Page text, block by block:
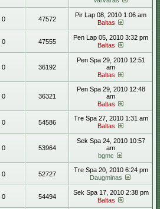
0 47572
Pir Lap 08, 2010 1:06 am
Baltas
0 47555
Pen Lap 05, 2010 3:32 pm
Baltas
0 36192
Pen Spa 29, 2010 12:51
am
Baltas
0 36321
Pen Spa 29, 2010 12:48
am
Baltas
0 54586
Tre Spa 27, 2010 1:31 am
Baltas
0 53964
Sek Spa 24, 2010 10:57
am
bgmc
0 52727
Tre Spa 20, 2010 6:24 pm
Daugminas
0 54494
Sek Spa 17, 2010 2:38 pm
Baltas